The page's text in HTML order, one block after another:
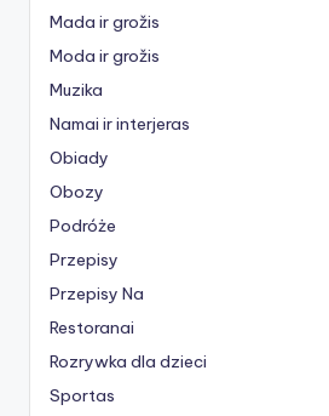
Mada ir grožis
Moda ir grožis
Muzika
Namai ir interjeras
Obiady
Obozy
Podróże
Przepisy
Przepisy Na
Restoranai
Rozrywka dla dzieci
Sportas